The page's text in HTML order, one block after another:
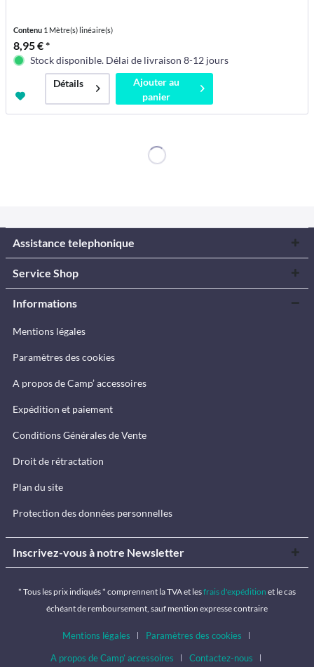
Contenu 1 Mètre(s) linéaire(s)
8,95 € *
Stock disponible. Délai de livraison 8-12 jours
Détails
Ajouter au
panier
Assistance telephonique
Service Shop
Informations
Mentions légales
Paramètres des cookies
A propos de Camp’ accessoires
Expédition et paiement
Conditions Générales de Vente
Droit de rétractation
Plan du site
Protection des données personnelles
Inscrivez-vous à notre Newsletter
* Tous les prix indiqués * comprennent la TVA et lesfrais d'expédition et le cas
échéant de remboursement, sauf mention expresse contraire
Mentions légales
Paramètres des cookies
A propos de Camp’ accessoires
Contactez-nous